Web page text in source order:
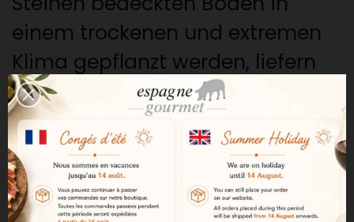
einem trockenen und extremen
Klima gepflanzt werden, liefern
einen sehr geringen Ertrag, was
zu einem
komplexen und
hochkonzentrierten Weinführt.
Der Rotwein Jumilla bietet eine